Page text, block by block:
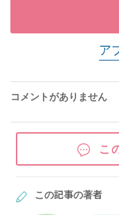
ア
コメントがありません
こ
この記事の著者